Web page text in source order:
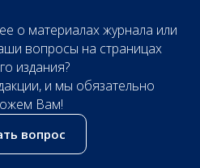
о материалах журнала или
вопросы на страницах
издания?
и мы обязательно
Вам!
вопрос